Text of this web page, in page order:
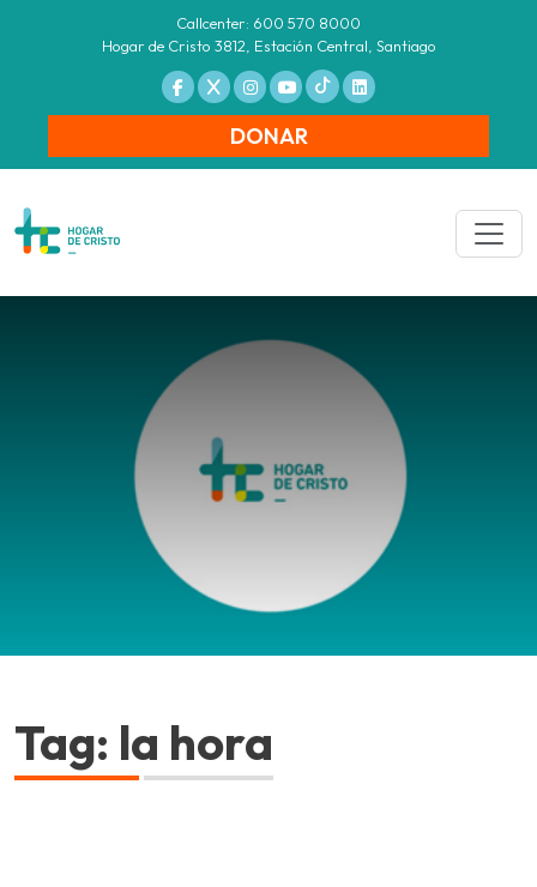
Callcenter: 600 570 8000
Hogar de Cristo 3812, Estación Central, Santiago
DONAR
Tag: la hora